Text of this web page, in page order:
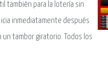
también para la lotería sin
inmediatamente después
tambor giratorio. Todos los